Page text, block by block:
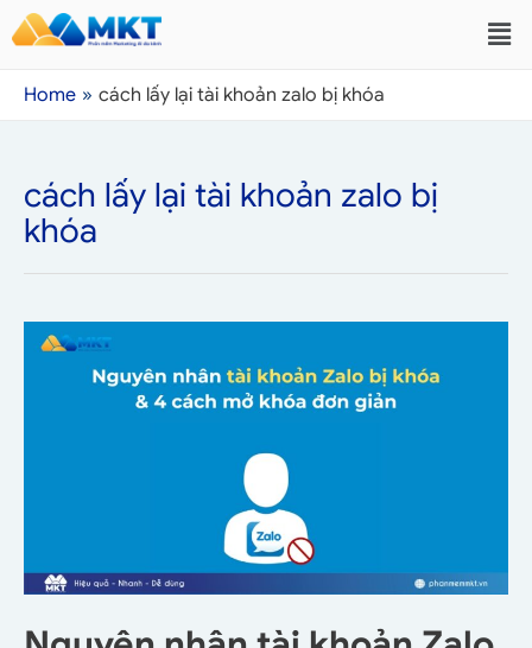
Home cách lấy lại tài khoản zalo bị khóa
cách lấy lại tài khoản zalo bị
khóa